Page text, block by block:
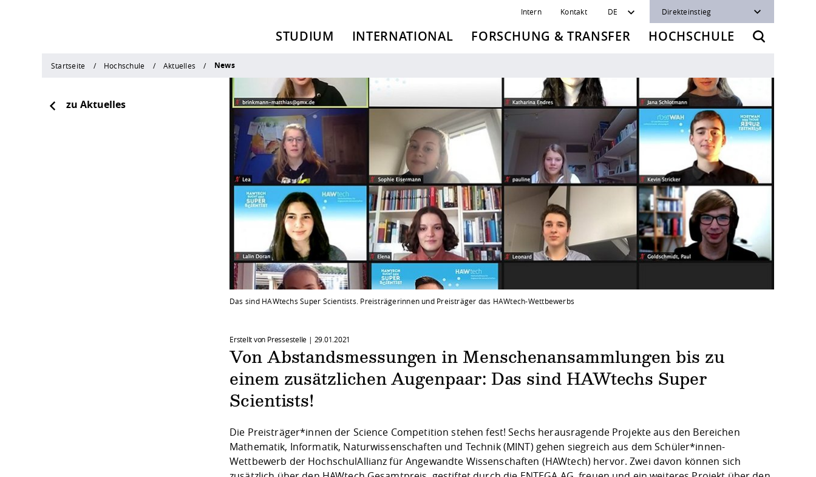
Intern Kontakt DE Direkteinstieg
STUDIUM INTERNATIONAL FORSCHUNG & TRANSFER HOCHSCHULE
Startseite Hochschule Aktuelles News
zu Aktuelles
Das sind HAWtechs Super Scientists. Preisträgerinnen und Preisträger das HAWtech-Wettbewerbs
Erstellt von Pressestelle | 29.01.2021
Von Abstandsmessungen in Menschenansammlungen bis zu
einem zusätzlichen Augenpaar: Das sind HAWtechs Super
Scientists!
Die Preisträger*innen der Science Competition stehen fest! Sechs herausragende Projekte aus den Bereichen
Mathematik, Informatik, Naturwissenschaften und Technik (MINT) gehen siegreich aus dem Schüler*innen-
Wettbewerb der HochschulAllianz für Angewandte Wissenschaften (HAWtech) hervor. Zwei davon können sich